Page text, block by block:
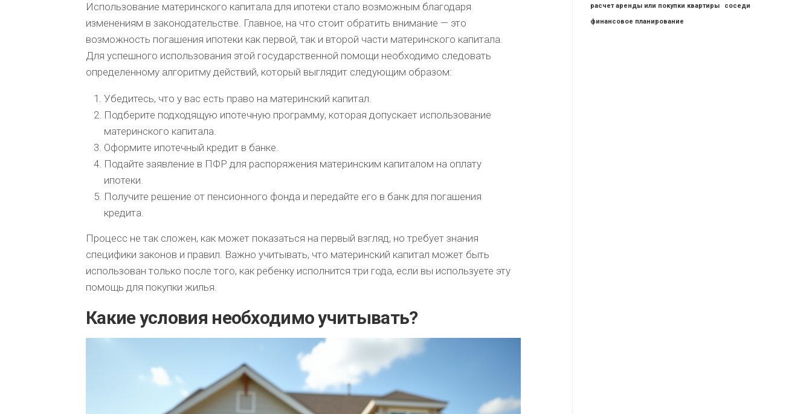
Использование материнского капитала для ипотеки стало возможным благодаря
изменениям в законодательстве. Главное, на что стоит обратить внимание — это
возможность погашения ипотеки как первой, так и второй части материнского капитала.
Для успешного использования этой государственной помощи необходимо следовать
определенному алгоритму действий, который выглядит следующим образом:
Убедитесь, что у вас есть право на материнский капитал.
Подберите подходящую ипотечную программу, которая допускает использование
материнского капитала.
Оформите ипотечный кредит в банке.
Подайте заявление в ПФР для распоряжения материнским капиталом на оплату
ипотеки.
Получите решение от пенсионного фонда и передайте его в банк для погашения
кредита.
Процесс не так сложен, как может показаться на первый взгляд, но требует знания
специфики законов и правил. Важно учитывать, что материнский капитал может быть
использован только после того, как ребенку исполнится три года, если вы используете эту
помощь для покупки жилья.
Какие условия необходимо учитывать?
расчет аренды или покупки квартиры
соседи
финансовое планирование